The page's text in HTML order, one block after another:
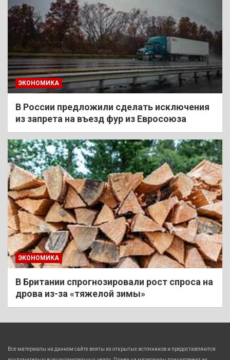
ЭКОНОМИКА
В России предложили сделать исключения
из запрета на въезд фур из Евросоюза
ЭКОНОМИКА
В Британии спрогнозировали рост спроса на
дрова из-за «тяжелой зимы»
Все материалы на данном сайте взяты из открытых источников и предоставляются